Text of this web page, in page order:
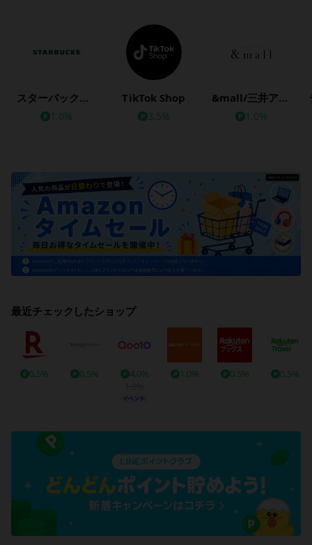
スターバックス公式オンラインストア
1.0%
TikTok Shop
3.5%
&mall/三井アウトレットパークオンライン
1.0%
最近チェックしたショップ
0.5% 0.5%
4.0%
1.0% 0.5% 0.5%